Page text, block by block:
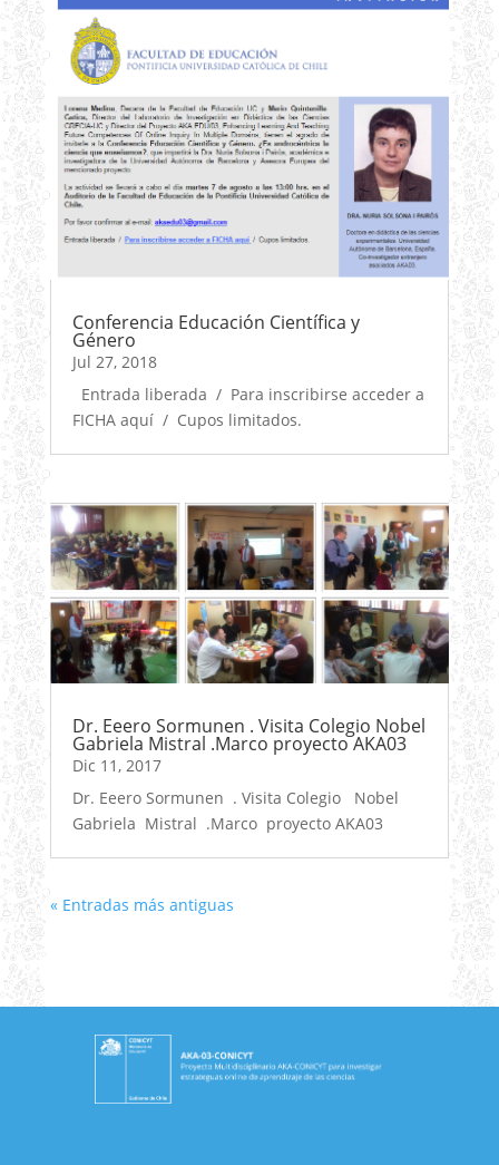
Conferencia Educación Científica y
Género
Jul 27, 2018
Entrada liberada / Para inscribirse acceder a
FICHA aquí / Cupos limitados.
Dr. Eeero Sormunen . Visita Colegio Nobel
Gabriela Mistral .Marco proyecto AKA03
Dic 11, 2017
Dr. Eeero Sormunen . Visita Colegio Nobel
Gabriela Mistral .Marco proyecto AKA03
« Entradas más antiguas